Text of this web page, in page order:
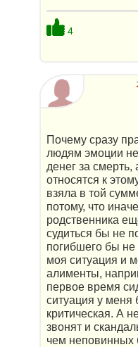
4
Почему сразу
людям эмоции
денег за смерть,
относятся к
взяла в той
потому, что
родственника
судиться бы не
погибшего бы не
моя ситуация и
алименты,
первое время
ситуация у меня
критическая. А
звонят и
чем неповинных